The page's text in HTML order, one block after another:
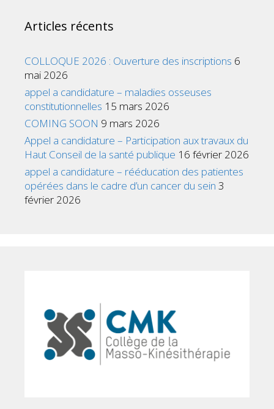
Articles récents
COLLOQUE 2026 : Ouverture des inscriptions 6
mai 2026
appel a candidature – maladies osseuses
constitutionnelles 15 mars 2026
COMING SOON 9 mars 2026
Appel a candidature – Participation aux travaux du
Haut Conseil de la santé publique 16 février 2026
appel a candidature – rééducation des patientes
opérées dans le cadre d’un cancer du sein 3
février 2026